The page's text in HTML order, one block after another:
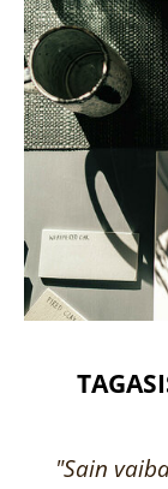
"Sain